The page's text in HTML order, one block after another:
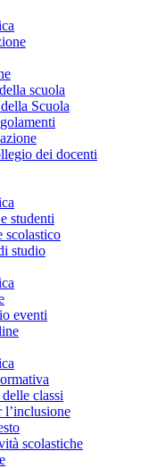
scuola
Scuola
dei docenti
studenti
scolastico
studio
eventi
classi
l’inclusione
scolastiche